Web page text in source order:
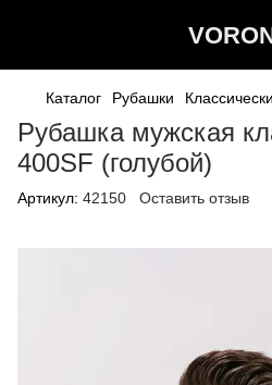
Каталог Рубашки
Рубашка мужская
400SF (голубой)
Артикул: 42150 Оставить отзыв